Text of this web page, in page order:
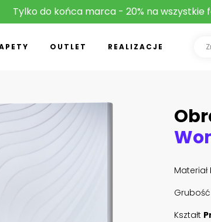
Tylko do końca marca - 20% na
OUTLET REALIZACJE
Materiał
Grubość
Kształt